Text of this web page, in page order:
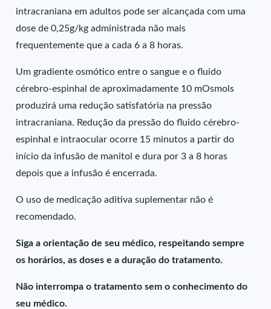
intracraniana em adultos pode ser alcançada com uma
dose de 0,25g/kg administrada não mais
frequentemente que a cada 6 a 8 horas.
Um gradiente osmótico entre o sangue e o fluido
cérebro-espinhal de aproximadamente 10 mOsmols
produzirá uma redução satisfatória na pressão
intracraniana. Redução da pressão do fluido cérebro-
espinhal e intraocular ocorre 15 minutos a partir do
início da infusão de manitol e dura por 3 a 8 horas
depois que a infusão é encerrada.
O uso de medicação aditiva suplementar não é
recomendado.
Siga a orientação de seu médico, respeitando sempre
os horários, as doses e a duração do tratamento.
Não interrompa o tratamento sem o conhecimento do
seu médico.